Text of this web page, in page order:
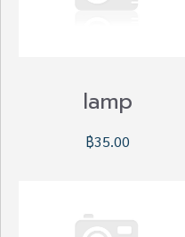
lamp
฿35.00